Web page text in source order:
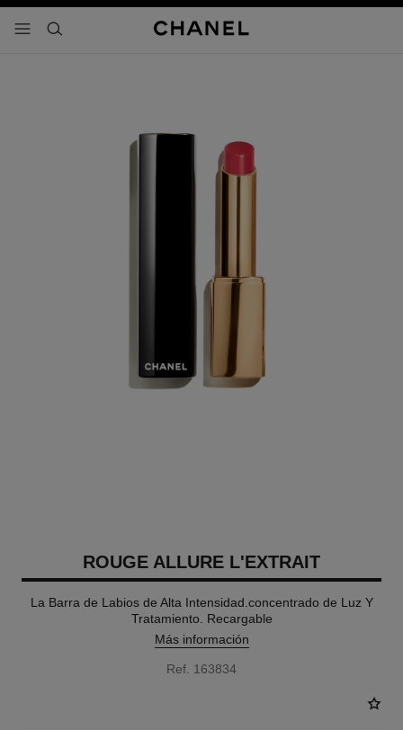
- navegación principal
buscar
ROUGE ALLURE L'EXTRAIT
La Barra de Labios de Alta Intensidad.concentrado de Luz Y
Tratamiento. Recargable
Más información
Ref. 163834